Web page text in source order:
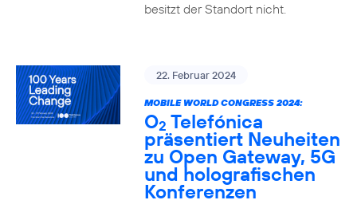
besitzt der Standort nicht.
22. Februar 2024
MOBILE WORLD CONGRESS 2024:
O2 Telefónica
präsentiert Neuheiten
zu Open Gateway, 5G
und holografischen
Konferenzen